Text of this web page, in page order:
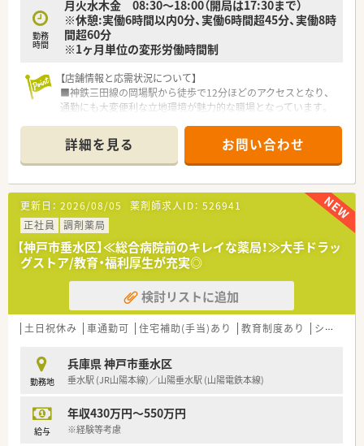
勤務
時間
月火水木金 08:30～18:00（開局は17:30まで）
※休憩:実働6時間以内0分、実働6時間超45分、実働8時
間超60分
※1ヶ月単位の変形労働時間制
【店舗情報と応需状況について】
■神鉄三田線の岡場駅から徒歩で12分ほどのアクセスとなり、
通勤にも大変便利な立地環境が魅力的な職場となっています。
枚、月間では1600枚ほどの対応を行っている環境です。
■薬剤師は常時3名程度、事務員は常勤3名とパート1名が在籍
し、複数名体制でゆとりを持って業務に取り組める体制です。
【募集背景と求める人物像について】
■急性期病院の敷地内薬局として新規開局したことに伴い、オー
プニングスタッフとして活躍いただける方を急募しておりま
す。
■高度医療や様々な科目に携わることが可能なため、専門性を高
めたい方や幅広い知識を身につけたい方に最適なポジションで
す。
■病院との密な連携により、患者様に対してより良い医療サービ
スを提供することに共感いただける人材を積極的に求めていま
す。
【法人特徴について】
■人々のココロとカラダの健康を追求するという経営理念のも
と、全国に1300店舗以上を展開する業界最大手の企業です。
など、ヘルスケアに関わる幅広い事業を全国で展開しています。
■地域密着化や店舗作業の効率化を推進し、売上高は1兆円規模
詳細を見る お問い合わせ
更新日： 2026/08/05 薬剤師求人ID： 526941
正社員
調剤薬局
【神戸市垂水区】≪総合病院前のキレイな薬局！≫大手ドラッ
グストア/教育・福利厚生が充実◎
検討リストに追加
土日祝休み 車通勤可 住宅補助(手当)あり 教育制度あり シフト制
勤務地
兵庫県 神戸市垂水区
垂水駅 (JR山陽本線)／山陽垂水駅 (山陽電鉄本線)
給与
年収430万円～550万円
※経験等考慮